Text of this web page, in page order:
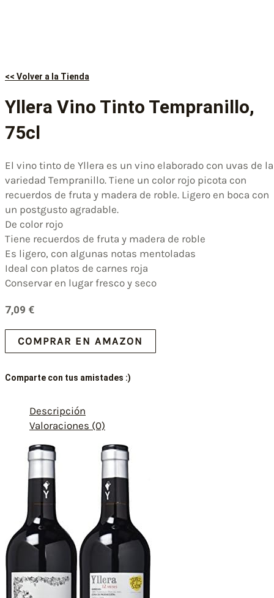
<< Volver a la Tienda
Yllera Vino Tinto Tempranillo,
75cl
El vino tinto de Yllera es un vino elaborado con uvas de la
variedad Tempranillo. Tiene un color rojo picota con
recuerdos de fruta y madera de roble. Ligero en boca con
un postgusto agradable.
De color rojo
Tiene recuerdos de fruta y madera de roble
Es ligero, con algunas notas mentoladas
Ideal con platos de carnes roja
Conservar en lugar fresco y seco
7,09 €
COMPRAR EN AMAZON
Comparte con tus amistades :)
Descripción
Valoraciones (0)